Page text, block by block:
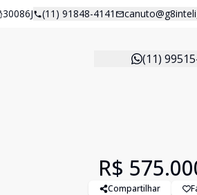
30086J (11) 91848-4141
(11)
R$
Compartilhar